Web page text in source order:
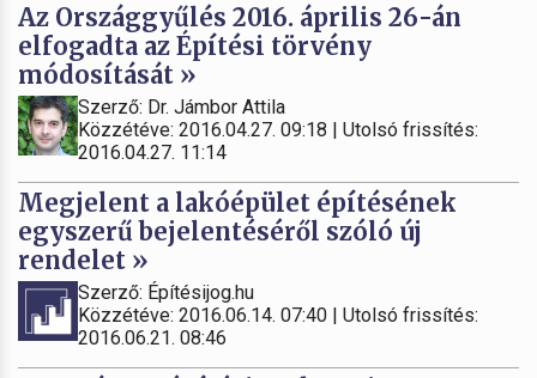
Az Országgyűlés 2016. április 26-án
elfogadta az Építési törvény
módosítását »
Szerző: Dr. Jámbor Attila
Közzétéve: 2016.04.27. 09:18 | Utolsó frissítés:
2016.04.27. 11:14
Megjelent a lakóépület építésének
egyszerű bejelentéséről szóló új
rendelet »
Szerző: Építésijog.hu
Közzétéve: 2016.06.14. 07:40 | Utolsó frissítés:
2016.06.21. 08:46